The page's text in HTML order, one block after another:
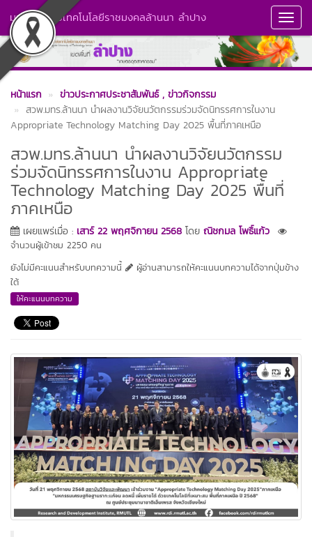
มหาวิทยาลัยเทคโนโลยีราชมงคลล้านนา ลำปาง
หน้าแรก ข่าวประกาศประชาสัมพันธ์ , ข่าวกิจกรรม
สวพ.มทร.ล้านนา นำผลงานวิจัยนวัตกรรมร่วมจัดนิทรรศการในงาน
Appropriate Technology Matching Day 2025 พื้นที่ภาคเหนือ
สวพ.มทร.ล้านนา นำผลงานวิจัยนวัตกรรม
ร่วมจัดนิทรรศการในงาน Appropriate
Technology Matching Day 2025 พื้นที่
ภาคเหนือ
เผยแพร่เมื่อ : เสาร์ 22 พฤศจิกายน 2568 โดย ณิชกมล โพธิ์แก้ว
จำนวนผู้เข้าชม 2250 คน
ยังไม่มีคะแนนสำหรับบทความนี้
ผู้อ่านสามารถให้คะแนนบทความได้จากปุ่มข้าง
ใต้
ให้คะแนนบทความ